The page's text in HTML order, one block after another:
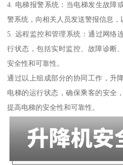
4. 电梯报警系统：当电梯发生故障
警系统，向相关人员发送警报信息，
5. 远程监控和管理系统：通过网络
行状态，包括实时监控、故障诊断
安全性和可靠性。
通过以上组成部分的协同工作，升
电梯的运行状态，确保乘客的安全
提高电梯的安全性和可靠性。